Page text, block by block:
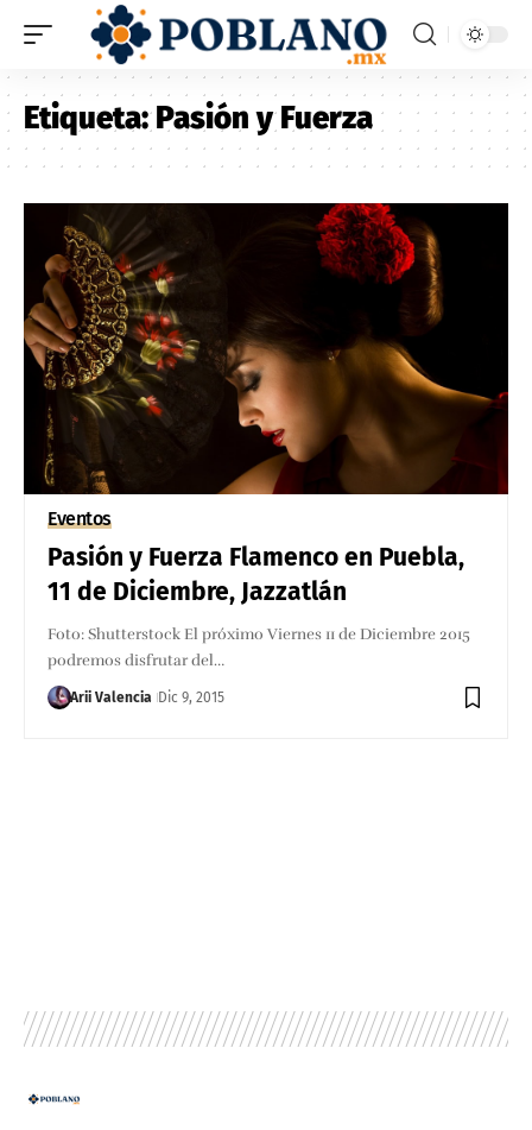
Etiqueta:Pasión y Fuerza
Eventos
Pasión y Fuerza Flamenco en Puebla,
11 de Diciembre, Jazzatlán
Foto: Shutterstock El próximo Viernes 11 de Diciembre 2015
podremos disfrutar del…
Arii Valencia Dic 9, 2015